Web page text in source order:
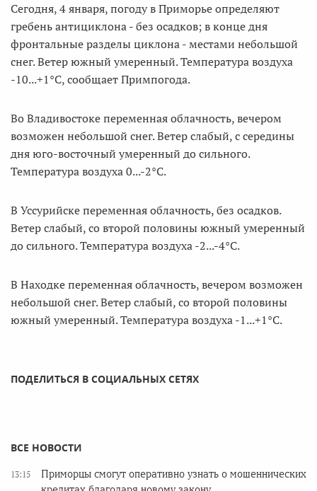
Сегодня, 4 января, погоду в Приморье определяют
гребень антициклона - без осадков; в конце дня
фронтальные разделы циклона - местами небольшой
снег. Ветер южный умеренный. Температура воздуха
-10...+1°C, сообщает Примпогода.
Во Владивостоке переменная облачность, вечером
возможен небольшой снег. Ветер слабый, с середины
дня юго-восточный умеренный до сильного.
Температура воздуха 0...-2°C.
В Уссурийске переменная облачность, без осадков.
Ветер слабый, со второй половины южный умеренный
до сильного. Температура воздуха -2...-4°C.
В Находке переменная облачность, вечером возможен
небольшой снег. Ветер слабый, со второй половины
южный умеренный. Температура воздуха -1...+1°C.
ПОДЕЛИТЬСЯ В СОЦИАЛЬНЫХ СЕТЯХ
ВСЕ НОВОСТИ
13:15
Приморцы смогут оперативно узнать о мошеннических